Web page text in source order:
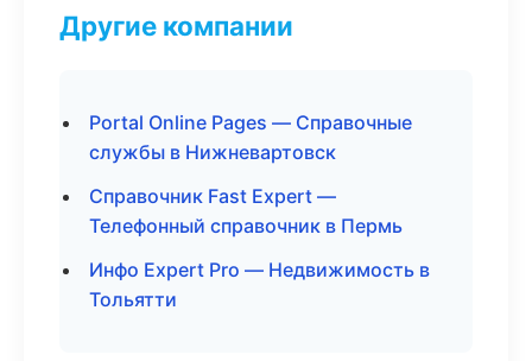
Другие компании
Portal Online Pages — Справочные
службы в Нижневартовск
Справочник Fast Expert —
Телефонный справочник в Пермь
Инфо Expert Pro — Недвижимость в
Тольятти